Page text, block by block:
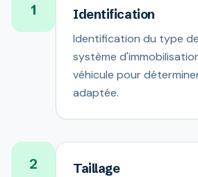
1 Identification
Identification du type
système
véhicule pour
adaptée.
2 Taillage